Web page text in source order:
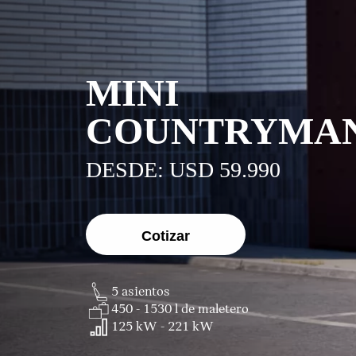
MINI
DESDE: USD 59.990
Cotizar
5 asientos
450 - 1530 l de maletero
125 kW - 221 kW
NUEVO MINI COOPER 3
PUERTAS.
›
NUEVO MINI COOPER 5
NUEVO MINI COUNTRYMAN.
NUEVO MINI COOPER
CABRIO.
›
NUEVA FAMILIA JOHN
COOPER WORKS.
›